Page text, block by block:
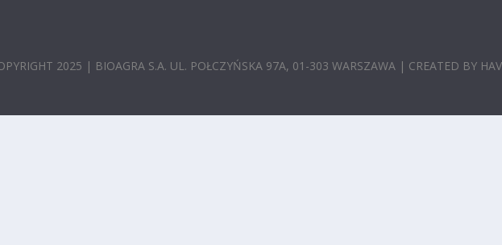
2025 | BIOAGRA S.A. UL. POŁCZYŃSKA 97A, 01-303 WARSZAWA | CREATED BY